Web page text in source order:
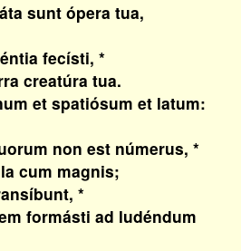
sunt ópera tua,
fecísti, *
creatúra tua.
et spatiósum et latum:
non est númerus, *
cum magnis;
*
formásti ad ludéndum